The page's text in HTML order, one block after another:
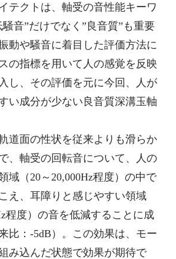
テクトは、軸受の音性能キーワ
音”だけでなく”良音質”も重要
動や騒音に着目した評価方法に
の指標を用いて人の感覚を反映
し、その評価を元に今回、人が
い成分が少ない良音質深溝玉軸
道面の性状を従来よりも滑らか
、軸受の回転音について、人の
域（20～20,000Hz程度）の中で
え、耳障りと感じやすい領域
程度）の音を低減することに成
比：-5dB）。この効果は、モー
み込んだ状態で効果が期待で